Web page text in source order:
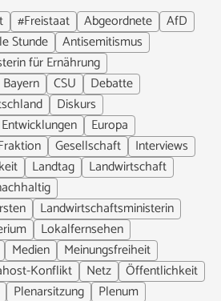
#Freistaat Abgeordnete
AfD
Stunde
Antisemitismus
für Ernährung
Bayern CSU
Debatte
Diskurs
Entwicklungen
Europa
Gesellschaft
Interviews
Landtag
Landwirtschaft
Landwirtschaftsministerin
Lokalfernsehen
Medien
Meinungsfreiheit
Konflikt Netz
Öffentlichkeit
Plenarsitzung
Plenum